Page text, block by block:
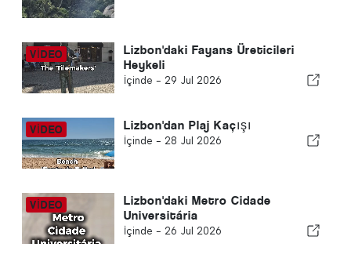
Lizbon'daki Fayans Üreticileri
Heykeli
İçinde - 29 Jul 2026
Lizbon'dan Plaj Kaçışı
İçinde - 28 Jul 2026
Lizbon'daki Metro Cidade
Universitária
İçinde - 26 Jul 2026